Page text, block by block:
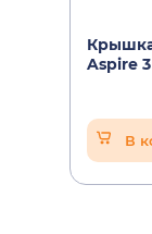
Aspire
В